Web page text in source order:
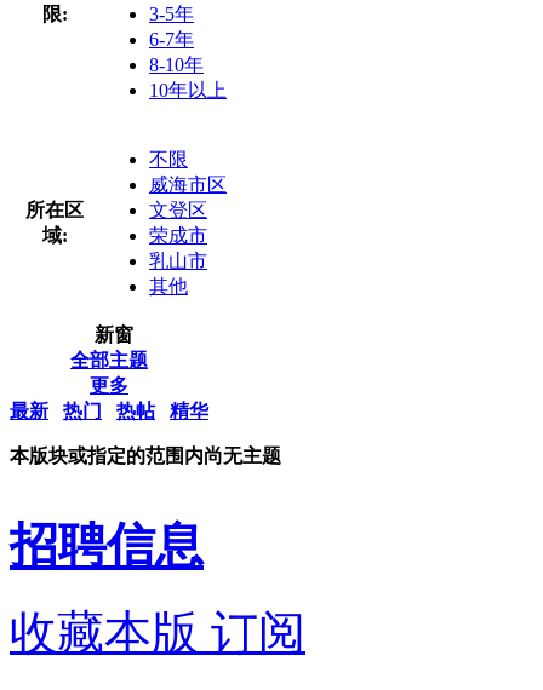
限:
3-5年
6-7年
8-10年
10年以上
所在区
域:
不限
威海市区
文登区
荣成市
乳山市
其他
新窗
全部主题
更多
最新
热门 热帖 精华
本版块或指定的范围内尚无主题
招聘信息
收藏本版 订阅